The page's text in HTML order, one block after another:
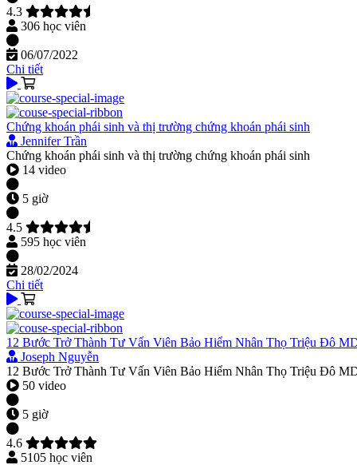
4.3
306 học viên
06/07/2022
Chi tiết
Chứng khoán phái sinh và thị trường chứng khoán phái sinh
Jennifer Trần
Chứng khoán phái sinh và thị trường chứng khoán phái sinh
14 video
5 giờ
4.5
595 học viên
28/02/2024
Chi tiết
12 Bước Trở Thành Tư Vấn Viên Bảo Hiểm Nhân Thọ Triệu Đô
Joseph Nguyễn
12 Bước Trở Thành Tư Vấn Viên Bảo Hiểm Nhân Thọ Triệu Đô
50 video
5 giờ
4.6
5105 học viên